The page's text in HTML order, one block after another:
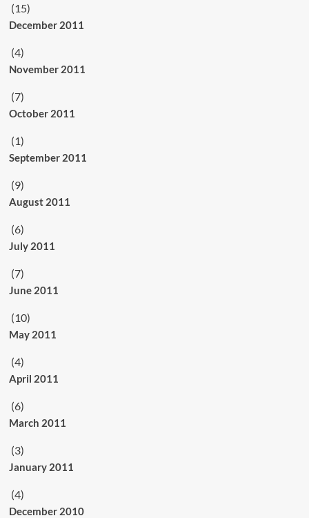
(15)
December 2011
(4)
November 2011
(7)
October 2011
(1)
September 2011
(9)
August 2011
(6)
July 2011
(7)
June 2011
(10)
May 2011
(4)
April 2011
(6)
March 2011
(3)
January 2011
(4)
December 2010